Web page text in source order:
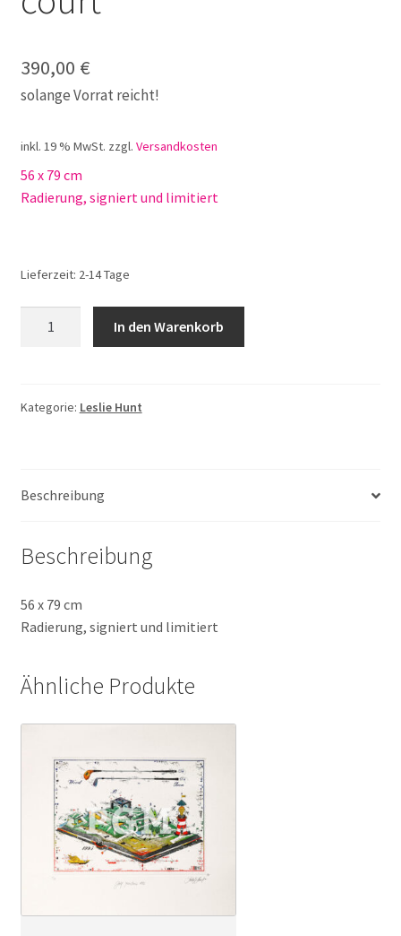
390,00 €
solange Vorrat reicht!
inkl. 19 % MwSt. zzgl. Versandkosten
56 x 79 cm
Radierung, signiert und limitiert
Lieferzeit: 2-14 Tage
Menge
In den Warenkorb
Kategorie: Leslie Hunt
Beschreibung
Beschreibung
56 x 79 cm
Radierung, signiert und limitiert
Ähnliche Produkte